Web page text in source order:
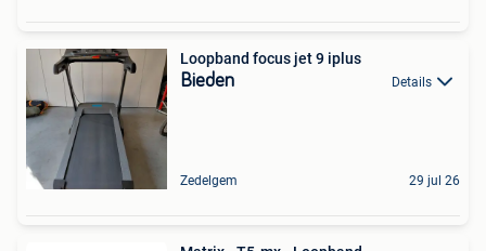
Loopband focus jet 9 iplus
Bieden Details
Zedelgem 29 jul 26